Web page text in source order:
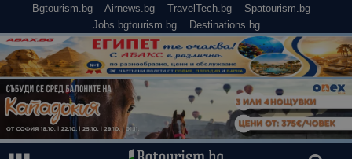
Bgtourism.bg Airnews.bg TravelTech.bg
Spatourism.bg
Jobs.bgtourism.bg
Destinations.bg